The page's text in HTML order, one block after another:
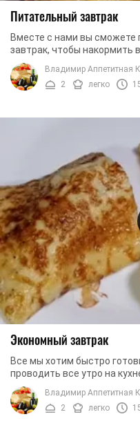
Питательный завтрак
Вместе с нами вы сможете
завтрак, чтобы
готовится очень быстро,
Владимир Аппетитная
2
легко
Экономный завтрак
Все мы хотим быстро
проводить все утро на
не приходилось тратить
Владимир Аппетитная
2
легко